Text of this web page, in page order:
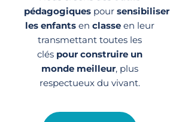
pédagogiques pour sensibiliser
les enfants en classe en leur
transmettant toutes les
clés pour construire un
monde meilleur, plus
respectueux du vivant.